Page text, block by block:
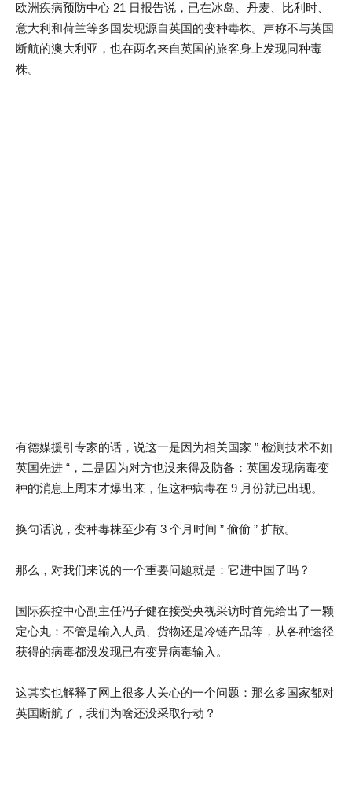
欧洲疾病预防中心 21 日报告说，已在冰岛、丹麦、比利时、
意大利和荷兰等多国发现源自英国的变种毒株。声称不与英国
断航的澳大利亚，也在两名来自英国的旅客身上发现同种毒
株。
有德媒援引专家的话，说这一是因为相关国家 ” 检测技术不如
英国先进 “，二是因为对方也没来得及防备：英国发现病毒变
种的消息上周末才爆出来，但这种病毒在 9 月份就已出现。
换句话说，变种毒株至少有 3 个月时间 ” 偷偷 ” 扩散。
那么，对我们来说的一个重要问题就是：它进中国了吗？
国际疾控中心副主任冯子健在接受央视采访时首先给出了一颗
定心丸：不管是输入人员、货物还是冷链产品等，从各种途径
获得的病毒都没发现已有变异病毒输入。
这其实也解释了网上很多人关心的一个问题：那么多国家都对
英国断航了，我们为啥还没采取行动？